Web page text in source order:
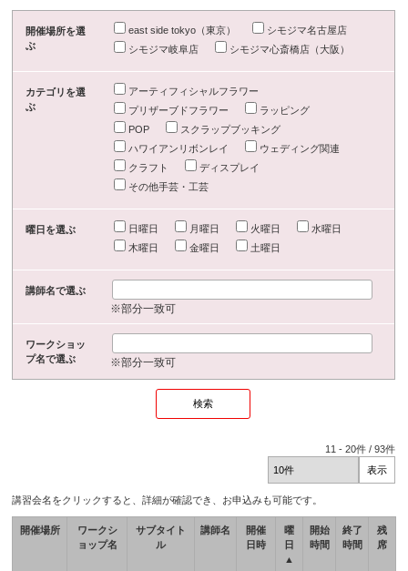
開催場所を選
ぶ
east side tokyo（東京）
シモジマ名古屋店
シモジマ岐阜店
シモジマ心斎橋店（大阪）
カテゴリを選
ぶ
アーティフィシャルフラワー
プリザーブドフラワー
ラッピング
POP
スクラップブッキング
ハワイアンリボンレイ
ウェディング関連
クラフト
ディスプレイ
その他手芸・工芸
曜日を選ぶ 日曜日 月曜日 火曜日
水曜日
木曜日
金曜日 土曜日
講師名で選ぶ
※部分一致可
ワークショッ
プ名で選ぶ
※部分一致可
11 -20件 /93件
講習会名をクリックすると、詳細が確認でき、お申込みも可能です。
開催場所
ワークシ
ョップ名
サブタイト
ル
講師名
開催
日時
曜
日
▲
開始
時間
終了
時間
残
席